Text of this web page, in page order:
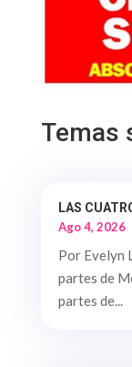
Temas
LAS
Ago 4, 2026
Por Evelyn
partes de
partes de...